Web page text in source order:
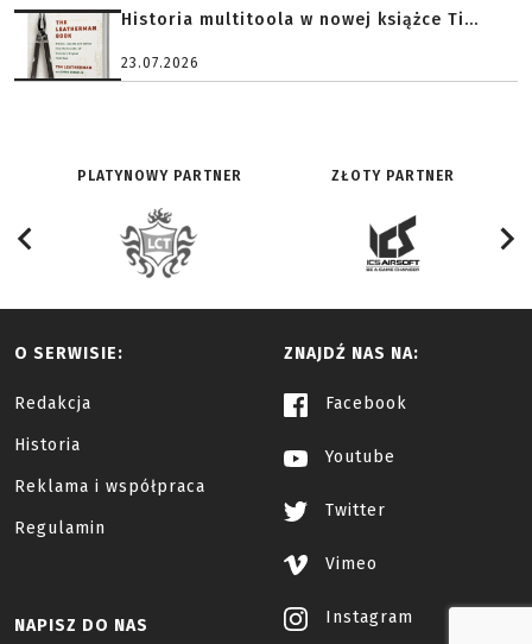
Historia multitoola w nowej książce Ti...
23.07.2026
PLATYNOWY PARTNER ZŁOTY PARTNER
O SERWISIE:
Redakcja
Historia
Reklama i współpraca
Regulamin
ZNAJDŹ NAS NA:
Facebook
Youtube
Twitter
Vimeo
Instagram
NAPISZ DO NAS